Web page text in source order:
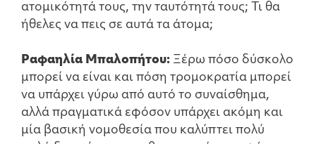
ατομικότητά τους, την ταυτότητά τους; Τι θα
ήθελες να πεις σε αυτά τα άτομα;
Ραφαηλία Μπαλοπήτου: Ξέρω πόσο δύσκολο
μπορεί να είναι και πόση τρομοκρατία μπορεί
να υπάρχει γύρω από αυτό το συναίσθημα,
αλλά πραγματικά εφόσον υπάρχει ακόμη και
μία βασική νομοθεσία που καλύπτει πολύ